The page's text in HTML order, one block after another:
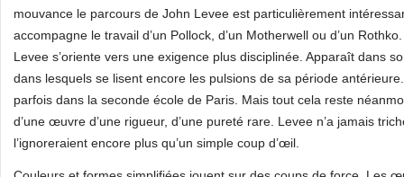
mouvance le parcours de John Levee est particulièrement
accompagne le travail d’un Pollock, d’un Motherwell ou d’un
Levee s’oriente vers une exigence plus disciplinée. Apparaît dans
dans lesquels se lisent encore les pulsions de sa période
parfois dans la seconde école de Paris. Mais tout cela reste
d’une œuvre d’une rigueur, d’une pureté rare. Levee n’a jamais
l’ignoreraient encore plus qu’un simple coup d’œil.